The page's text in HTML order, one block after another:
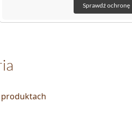
Sprawdź ochronę